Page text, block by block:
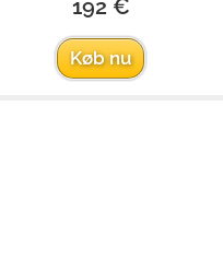
192 €
Køb nu